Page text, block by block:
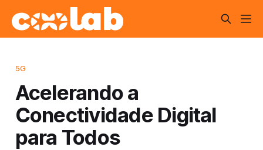
5G
Acelerando a
Conectividade Digital
para Todos